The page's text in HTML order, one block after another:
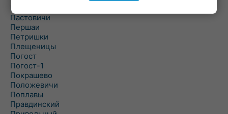
Пасека
Пастовичи
Першаи
Петришки
Плещеницы
Погост
Погост-1
Покрашево
Положевичи
Поплавы
Правдинский